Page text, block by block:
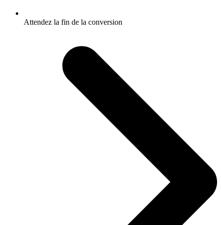
Attendez la fin de la conversion